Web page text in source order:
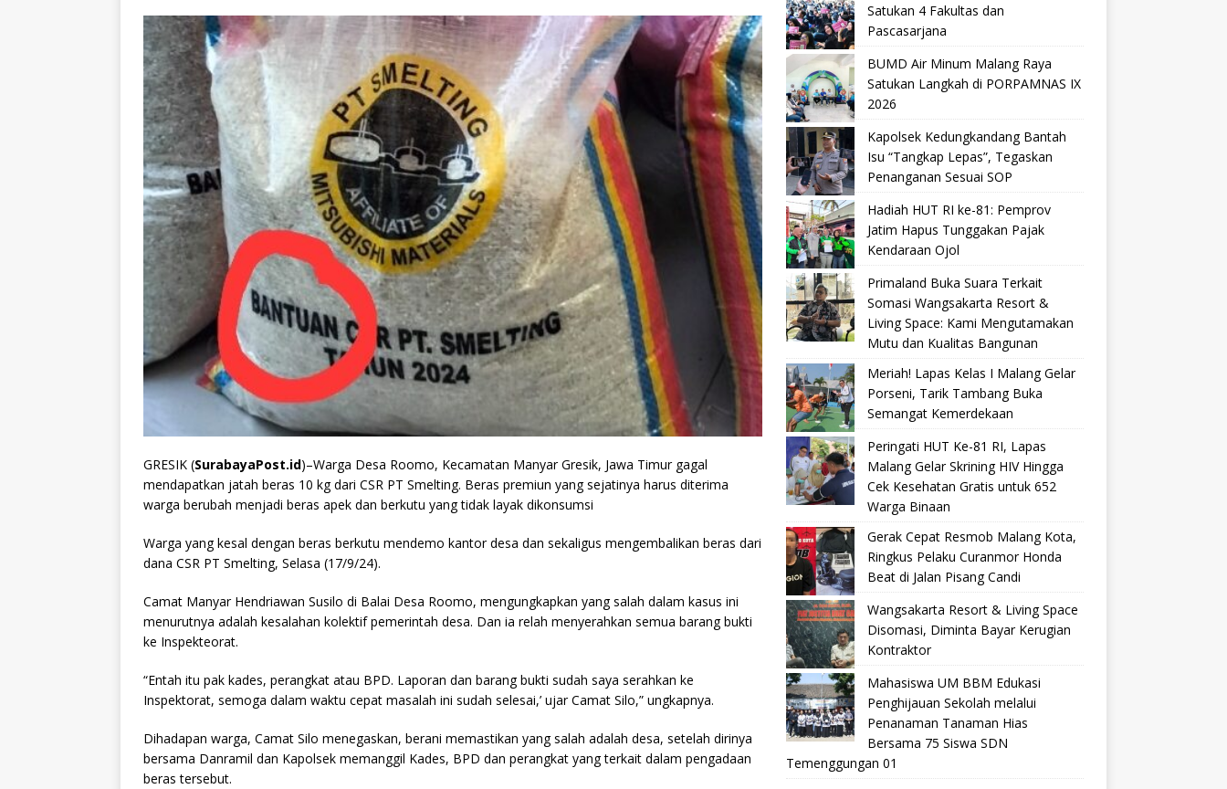
GRESIK (SurabayaPost.id)–Warga Desa Roomo, Kecamatan Manyar Gresik, Jawa Timur gagal
mendapatkan jatah beras 10 kg dari CSR PT Smelting. Beras premiun yang sejatinya harus diterima
warga berubah menjadi beras apek dan berkutu yang tidak layak dikonsumsi
Warga yang kesal dengan beras berkutu mendemo kantor desa dan sekaligus mengembalikan beras dari
dana CSR PT Smelting, Selasa (17/9/24).
Camat Manyar Hendriawan Susilo di Balai Desa Roomo, mengungkapkan yang salah dalam kasus ini
menurutnya adalah kesalahan kolektif pemerintah desa. Dan ia relah menyerahkan semua barang bukti
ke Inspekteorat.
“Entah itu pak kades, perangkat atau BPD. Laporan dan barang bukti sudah saya serahkan ke
Inspektorat, semoga dalam waktu cepat masalah ini sudah selesai,’ ujar Camat Silo,” ungkapnya.
Dihadapan warga, Camat Silo menegaskan, berani memastikan yang salah adalah desa, setelah dirinya
bersama Danramil dan Kapolsek memanggil Kades, BPD dan perangkat yang terkait dalam pengadaan
beras tersebut.
Satukan 4 Fakultas dan
Pascasarjana
BUMD Air Minum Malang Raya
Satukan Langkah di PORPAMNAS IX
2026
Kapolsek Kedungkandang Bantah
Isu “Tangkap Lepas”, Tegaskan
Penanganan Sesuai SOP
Hadiah HUT RI ke-81: Pemprov
Jatim Hapus Tunggakan Pajak
Kendaraan Ojol
Primaland Buka Suara Terkait
Somasi Wangsakarta Resort &
Living Space: Kami Mengutamakan
Mutu dan Kualitas Bangunan
Meriah! Lapas Kelas I Malang Gelar
Porseni, Tarik Tambang Buka
Semangat Kemerdekaan
Peringati HUT Ke-81 RI, Lapas
Malang Gelar Skrining HIV Hingga
Cek Kesehatan Gratis untuk 652
Warga Binaan
Gerak Cepat Resmob Malang Kota,
Ringkus Pelaku Curanmor Honda
Beat di Jalan Pisang Candi
Wangsakarta Resort & Living Space
Disomasi, Diminta Bayar Kerugian
Kontraktor
Mahasiswa UM BBM Edukasi
Penghijauan Sekolah melalui
Penanaman Tanaman Hias
Bersama 75 Siswa SDN
Temenggungan 01